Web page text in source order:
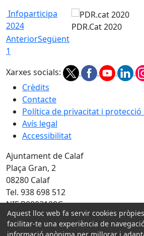
Infoparticipa
2024
PDR.Cat 2020
AnteriorSegüent
1
Xarxes socials:
Crèdits
Contacte
Política de privacitat i protecció
Avís legal
Accessibilitat
Ajuntament de Calaf
Plaça Gran, 2
08280 Calaf
Tel. 938 698 512
NIF P0803100G
Amb la col·laboració de:
Aquest lloc web fa servir cookies
facilitar-te una experiència de